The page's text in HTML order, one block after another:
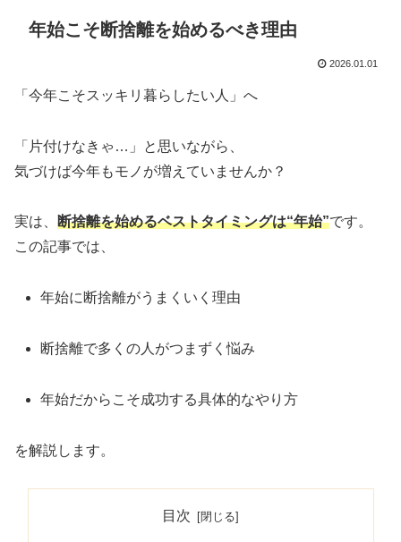
年始こそ断捨離を始めるべき理由
2026.01.01
「今年こそスッキリ暮らしたい人」へ
「片付けなきゃ…」と思いながら、
気づけば今年もモノが増えていませんか？
実は、 断捨離を始めるベストタイミングは“年始”です。
この記事では、
年始に断捨離がうまくいく理由
断捨離で多くの人がつまずく悩み
年始だからこそ成功する具体的なやり方
を解説します。
目次